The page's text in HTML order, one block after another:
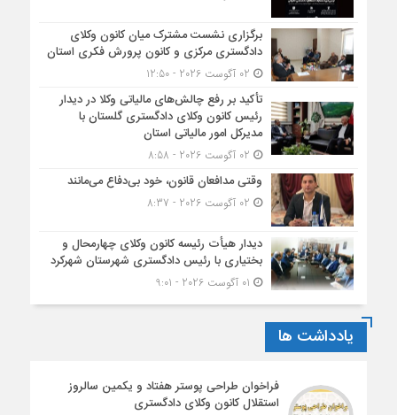
برگزاری نشست مشترک میان کانون وکلای
دادگستری مرکزی و کانون پرورش فکری استان
تأکید بر رفع چالش‌های مالیاتی وکلا در دیدار
رئیس کانون وکلای دادگستری گلستان با
مدیرکل امور مالیاتی استان
وقتی مدافعان قانون، خود بی‌دفاع می‌مانند
دیدار هیأت رئیسه کانون وکلای چهارمحال و
بختیاری با رئیس دادگستری شهرستان شهرکرد
یادداشت ها
فراخوان طراحی پوستر هفتاد و یکمین سالروز
استقلال کانون وکلای دادگستری